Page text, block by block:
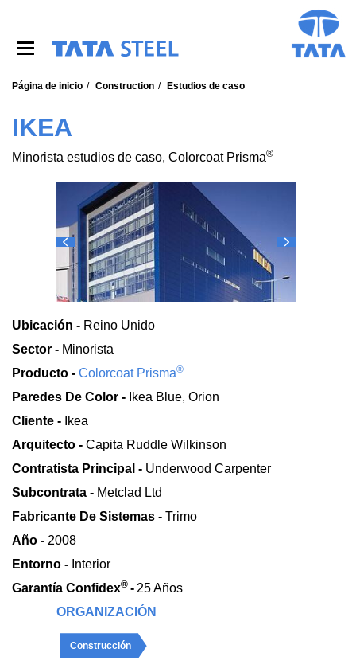
Página de inicio Construction Estudios de caso
IKEA
Minorista estudios de caso, Colorcoat Prisma®
Ubicación - Reino Unido
Sector - Minorista
Producto - Colorcoat Prisma®
Paredes De Color - Ikea Blue, Orion
Cliente - Ikea
Arquitecto - Capita Ruddle Wilkinson
Contratista Principal - Underwood Carpenter
Subcontrata - Metclad Ltd
Fabricante De Sistemas - Trimo
Año - 2008
Entorno - Interior
Garantía Confidex® - 25 Años
ORGANIZACIÓN
Construcción